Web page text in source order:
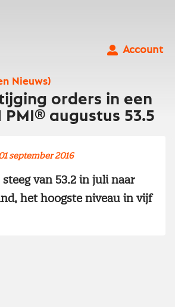
Account
Nieuws)
orders in een
PMI® augustus 53.5
september 2016
steeg van 53.2 in juli naar
het hoogste niveau in vijf